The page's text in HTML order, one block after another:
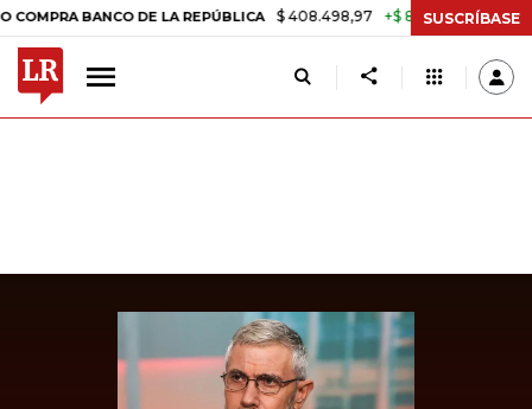
BANCO DE LA REPÚBLICA $ 408.498,97 +$ 8.753,81 +2,19%
SUSCRÍBASE